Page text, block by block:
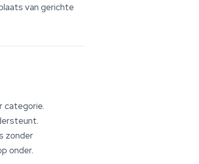
van gerichte
categorie.
zonder
onder.